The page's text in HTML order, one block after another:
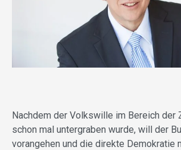
Nachdem der Volkswille im Bereich der
schon mal untergraben wurde, will der
vorangehen und die direkte Demokratie